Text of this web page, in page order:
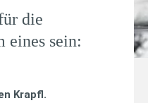
die
eines sein:
Krapfl.